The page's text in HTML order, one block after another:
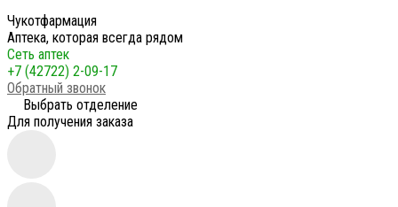
Чукотфармация
Аптека, которая всегда рядом
Сеть аптек
+7 (42722) 2-09-17
Обратный звонок
Выбрать отделение
Для получения заказа